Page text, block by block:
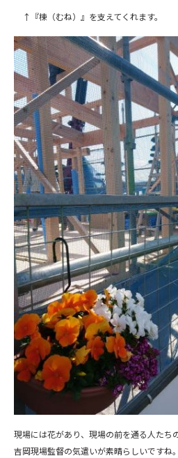
↑『棟（むね）』を支えてくれます。
現場には花があり、現場の前を通る人たち
吉岡現場監督の気遣いが素晴らしいですね。